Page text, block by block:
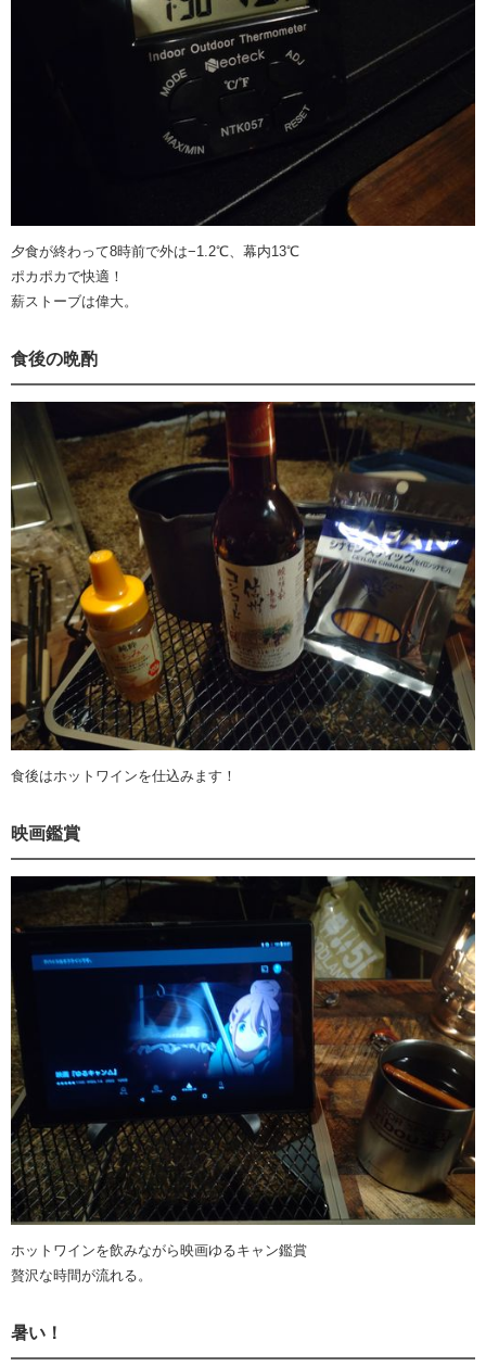
夕食が終わって8時前で外は−1.2℃、幕内13℃
ポカポカで快適！
薪ストーブは偉大。
食後の晩酌
食後はホットワインを仕込みます！
映画鑑賞
ホットワインを飲みながら映画ゆるキャン鑑賞
贅沢な時間が流れる。
暑い！